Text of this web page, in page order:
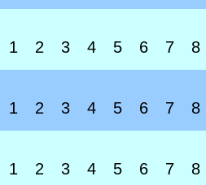
1 2 3 4 5 6 7 8
1 2 3 4 5 6 7 8
1 2 3 4 5 6 7 8